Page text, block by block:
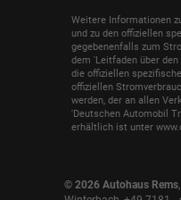
Weitere Informationen
und zu den offiziellen
gegebenenfalls zum
dem 'Leitfaden über
die offiziellen
offiziellen
werden, der an allen
'Deutschen Automobil
erhältlich ist unter
© 2026 Autohaus Rems